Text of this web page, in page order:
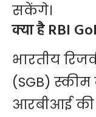
सकेंगे।
क्या है RBI
भारतीय
(SGB)
आरबीआई की